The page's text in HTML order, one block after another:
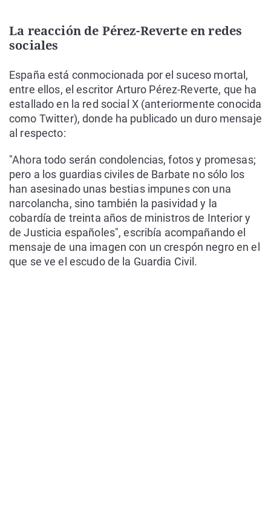
La reacción de Pérez-Reverte en redes
sociales
España está conmocionada por el suceso mortal,
entre ellos, el escritor Arturo Pérez-Reverte, que ha
estallado en la red social X (anteriormente conocida
como Twitter), donde ha publicado un duro mensaje
al respecto:
"Ahora todo serán condolencias, fotos y promesas;
pero a los guardias civiles de Barbate no sólo los
han asesinado unas bestias impunes con una
narcolancha, sino también la pasividad y la
cobardía de treinta años de ministros de Interior y
de Justicia españoles", escribía acompañando el
mensaje de una imagen con un crespón negro en el
que se ve el escudo de la Guardia Civil.